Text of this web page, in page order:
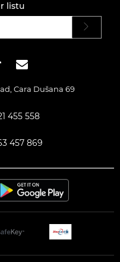
listu
Cara Dušana 69
455 558
457 869